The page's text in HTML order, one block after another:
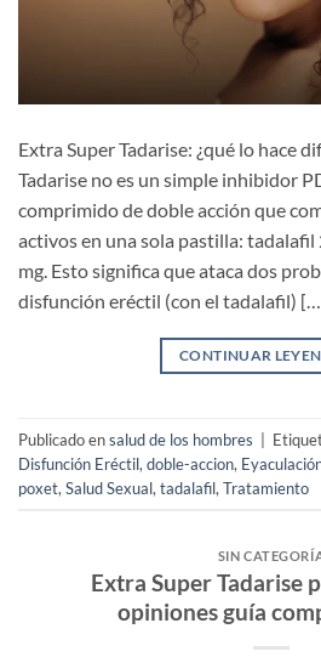
Extra Super Tadarise: ¿qué lo hace
Tadarise no es un simple inhibidor
comprimido de doble acción que
activos en una sola pastilla:
mg. Esto significa que ataca dos
disfunción eréctil (con el tadalafil)
CONTINUAR
Publicado ensalud de los hombres
Disfunción Eréctil, doble-accion,
poxet, Salud Sexual, tadalafil, Tratamiento
SIN
Extra Super Tadarise
opiniones guía